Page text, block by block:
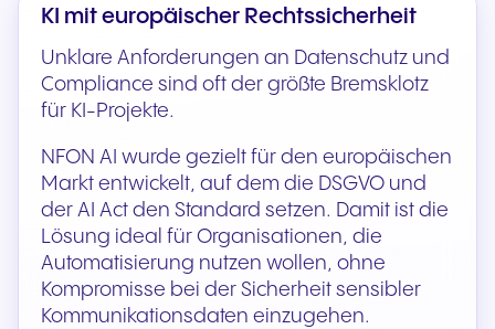
KI mit europäischer Rechtssicherheit
Unklare Anforderungen an Datenschutz und
Compliance sind oft der größte Bremsklotz
für KI-Projekte.
NFON AI wurde gezielt für den europäischen
Markt entwickelt, auf dem die DSGVO und
der AI Act den Standard setzen. Damit ist die
Lösung ideal für Organisationen, die
Automatisierung nutzen wollen, ohne
Kompromisse bei der Sicherheit sensibler
Kommunikationsdaten einzugehen.